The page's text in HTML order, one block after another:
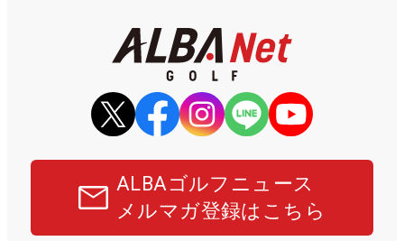
ALBAゴルフニュース
メルマガ登録はこちら